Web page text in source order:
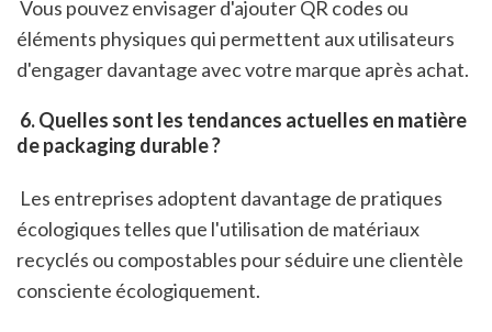
éléments physiques qui permettent aux utilisateurs
d'engager davantage avec votre marque après achat.
de packaging durable ?
écologiques telles que l'utilisation de matériaux
recyclés ou compostables pour séduire une clientèle
consciente écologiquement.